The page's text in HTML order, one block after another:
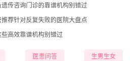
传咨询门诊的靠谱机构别错过
荐针对反复失败的医院大盘点
高效靠谱机构别错过
医患问答 生男生女